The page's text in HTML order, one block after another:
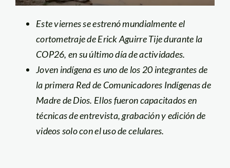
Este viernes se estrenó mundialmente el
cortometraje deErick Aguirre Tijedurante la
COP26, en su último día de actividades.
Joven indígena es uno de los 20 integrantes de
la primera Red de Comunicadores Indígenas de
Madre de Dios. Ellos fueron capacitados en
técnicas de entrevista, grabación y edición de
videos solo con el uso de celulares.